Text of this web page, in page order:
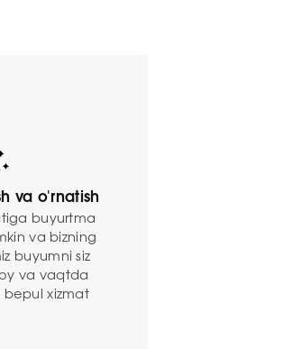
va o'rnatish
buyurtma
va bizning
buyumni siz
va vaqtda
bepul xizmat